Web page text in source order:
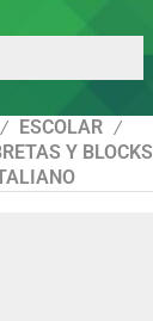
/ ESCOLAR /
Y BLOCKS